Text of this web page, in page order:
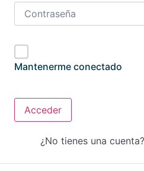
Mantenerme conectado
Acceder
¿No tienes una cuenta?